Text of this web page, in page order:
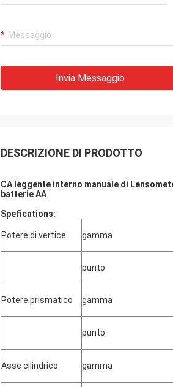
Invia Messaggio
DESCRIZIONE DI PRODOTTO
CA leggente interno manuale di
batterie AA
Spefications:
Potere di vertice gamma
punto
Potere prismatico gamma
punto
Asse cilindrico gamma